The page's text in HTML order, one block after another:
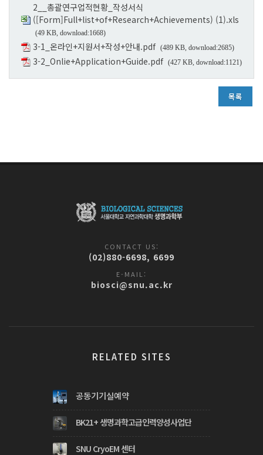
2__총괄연구업적현황_작성서식
([Form]Full+list+of+Research+Achievements) (1).xls
(49 KB, download:1668)
3-1_온라인+지원서+작성+안내.pdf (489 KB, download:2685)
3-2_Onlie+Application+Guide.pdf (427 KB, download:1121)
목록
CONTACT US:
(02)880-6698, 6699
E-MAIL:
biosci@snu.ac.kr
RELATED SITES
공동기기실예약
BK21+ 생명과학고급인력양성사업단
SNU CryoEM 센터